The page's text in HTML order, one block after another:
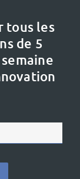
tous les
de 5